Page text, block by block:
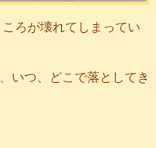
ろが壊れてしまってい
いつ、どこで落としてき